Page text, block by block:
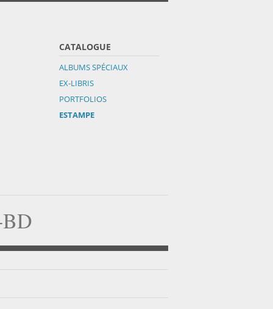
CATALOGUE
ALBUMS SPÉCIAUX
EX-LIBRIS
PORTFOLIOS
ESTAMPE